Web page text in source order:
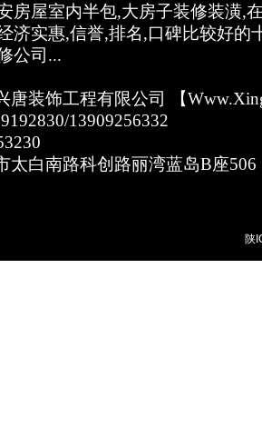
房屋室内半包,大房子装修装潢,
济实惠,信誉,排名,口碑比较好的
公司...
唐装饰工程有限公司 【
13909256332
太白南路科创路丽湾蓝岛B座506
陕